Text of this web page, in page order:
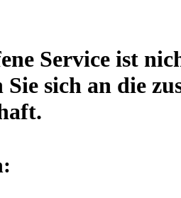
Service ist
sich an die